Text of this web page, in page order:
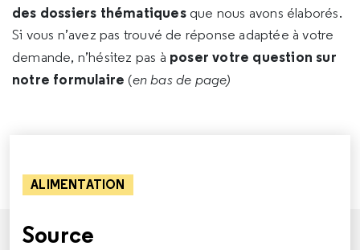
des dossiers thématiques que nous avons élaborés.
Si vous n’avez pas trouvé de réponse adaptée à votre
demande, n’hésitez pas à poser votre question sur
notre formulaire (en bas de page)
ALIMENTATION
Source